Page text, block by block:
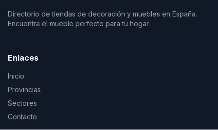
Directorio de tiendas de decoración y muebles en España.
Encuentra el mueble perfecto para tu hogar.
Enlaces
Inicio
Provincias
Sectores
Contacto